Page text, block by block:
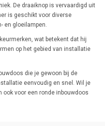
De draaiknop is vervaardigd uit
is geschikt voor diverse
en gloeilampen.
wat betekent dat hij
op het gebied van installatie
die je gewoon bij de
eenvoudig en snel. Wil je
ook voor een ronde inbouwdoos